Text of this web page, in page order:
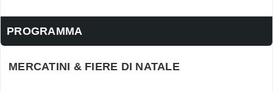
PROGRAMMA
MERCATINI & FIERE DI NATALE